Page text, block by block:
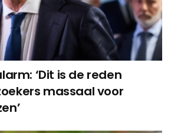
‘Dit is de reden
massaal voor